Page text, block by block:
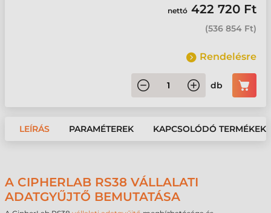
nettó 422 720 Ft
(536 854 Ft)
Rendelésre
db
LEÍRÁS PARAMÉTEREK KAPCSOLÓDÓ TERMÉKEK
A CIPHERLAB RS38 VÁLLALATI
ADATGYŰJTŐ BEMUTATÁSA